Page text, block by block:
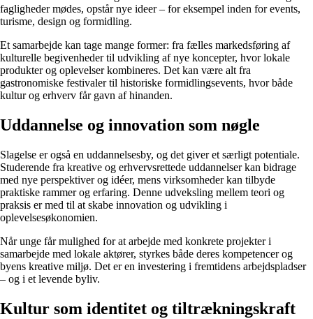
fagligheder mødes, opstår nye ideer – for eksempel inden for events,
turisme, design og formidling.
Et samarbejde kan tage mange former: fra fælles markedsføring af
kulturelle begivenheder til udvikling af nye koncepter, hvor lokale
produkter og oplevelser kombineres. Det kan være alt fra
gastronomiske festivaler til historiske formidlingsevents, hvor både
kultur og erhverv får gavn af hinanden.
Uddannelse og innovation som nøgle
Slagelse er også en uddannelsesby, og det giver et særligt potentiale.
Studerende fra kreative og erhvervsrettede uddannelser kan bidrage
med nye perspektiver og idéer, mens virksomheder kan tilbyde
praktiske rammer og erfaring. Denne udveksling mellem teori og
praksis er med til at skabe innovation og udvikling i
oplevelsesøkonomien.
Når unge får mulighed for at arbejde med konkrete projekter i
samarbejde med lokale aktører, styrkes både deres kompetencer og
byens kreative miljø. Det er en investering i fremtidens arbejdspladser
– og i et levende byliv.
Kultur som identitet og tiltrækningskraft